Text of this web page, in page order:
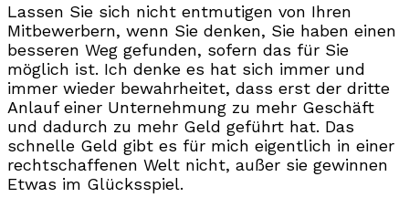
Lassen Sie sich nicht entmutigen von Ihren
Mitbewerbern, wenn Sie denken, Sie haben einen
besseren Weg gefunden, sofern das für Sie
möglich ist. Ich denke es hat sich immer und
immer wieder bewahrheitet, dass erst der dritte
Anlauf einer Unternehmung zu mehr Geschäft
und dadurch zu mehr Geld geführt hat. Das
schnelle Geld gibt es für mich eigentlich in einer
rechtschaffenen Welt nicht, außer sie gewinnen
Etwas im Glücksspiel.